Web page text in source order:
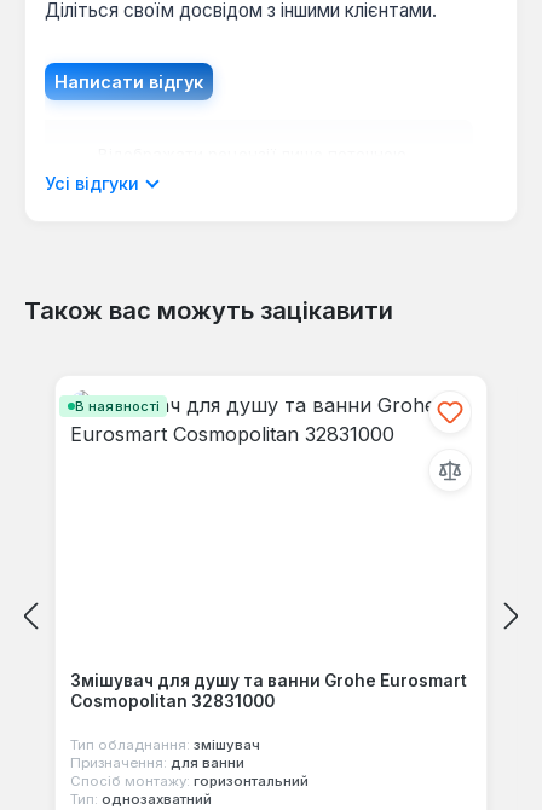
Діліться своїм досвідом з іншими клієнтами.
Написати відгук
мовою.
Відгуків не знайдено. Поділіться
Усі відгуки
Також вас можуть зацікавити
В наявності
Змішувач для душу та ванни Grohe Eurosmart
Cosmopolitan 32831000
Тип обладнання: змішувач
Призначення: для ванни
Спосіб монтажу: горизонтальний
Тип: однозахватний